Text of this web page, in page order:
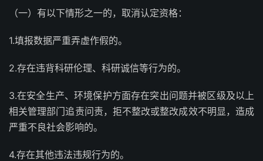
（一）有以下情形之一的，取消认定资格：
1.填报数据严重弄虚作假的。
2.存在违背科研伦理、科研诚信等行为的。
3.在安全生产、环境保护方面存在突出问题并被区级及以上
相关管理部门追责问责，拒不整改或整改成效不明显，造成
严重不良社会影响的。
4.存在其他违法违规行为的。